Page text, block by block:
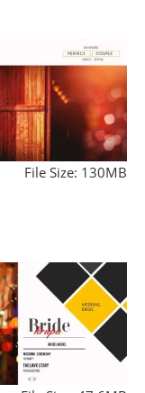
File Size: 130MB